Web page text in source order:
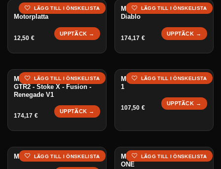
Motorplatta
12,50 €
UPPTÄCK →
LÄGG TILL I ÖNSKELISTA
Motor 3500W Renegade
Diablo
174,17€
UPPTÄCK →
LÄGG TILL I ÖNSKELISTA
Motor 3000W Hadean -
GTR2 - Stoke X - Fusion -
Renegade V1
174,17 €
UPPTÄCK →
LÄGG TILL I ÖNSKELISTA
Motor 1500W GTR1 - Stoke
1
107,50€
UPPTÄCK →
LÄGG TILL I ÖNSKELISTA
Motor 1500W Stoke 2
LÄGG TILL I ÖNSKELISTA
Motor 1500W GT - GTX - GT
ONE
LÄGG TILL I ÖNSKELISTA